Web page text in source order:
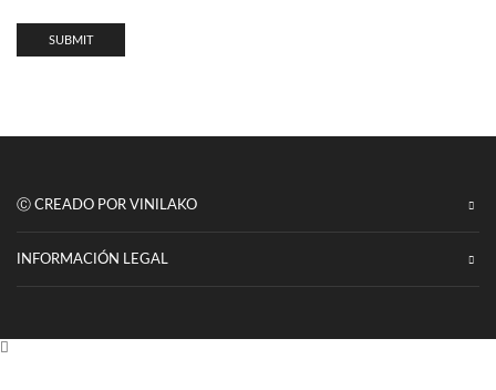
Ⓒ CREADO POR VINILAKO
INFORMACIÓN LEGAL